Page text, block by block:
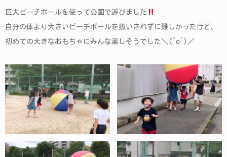
巨大ビーチボールを使って公園で遊びました
自分の体より大きいビーチボールを扱いきれずに難しかったけど、
初めての大きなおもちゃにみんな楽しそうでした＼(^o^)／